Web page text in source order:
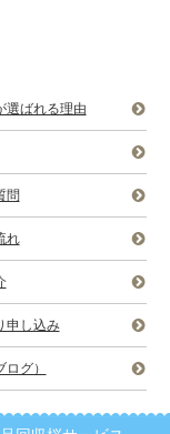
選ばれる理由
問
れ
申し込み
グ）